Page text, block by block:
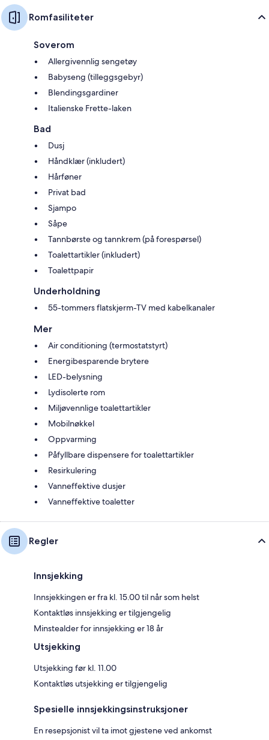
Romfasiliteter
Soverom
Allergivennlig sengetøy
Babyseng (tilleggsgebyr)
Blendingsgardiner
Italienske Frette-laken
Bad
Dusj
Håndklær (inkludert)
Hårføner
Privat bad
Sjampo
Såpe
Tannbørste og tannkrem (på forespørsel)
Toalettartikler (inkludert)
Toalettpapir
Underholdning
55-tommers flatskjerm-TV med kabelkanaler
Mer
Air conditioning (termostatstyrt)
Energibesparende brytere
LED-belysning
Lydisolerte rom
Miljøvennlige toalettartikler
Mobilnøkkel
Oppvarming
Påfyllbare dispensere for toalettartikler
Resirkulering
Vanneffektive dusjer
Vanneffektive toaletter
Regler
Innsjekking
Innsjekkingen er fra kl. 15.00 til når som helst
Kontaktløs innsjekking er tilgjengelig
Minstealder for innsjekking er 18 år
Utsjekking
Utsjekking før kl. 11.00
Kontaktløs utsjekking er tilgjengelig
Spesielle innsjekkingsinstruksjoner
En resepsjonist vil ta imot gjestene ved ankomst